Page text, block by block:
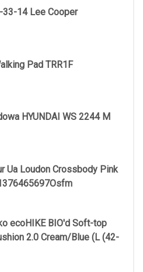
33-14 Lee Cooper
Pad TRR1F
HYUNDAI WS 2244 M
Ua Loudon Crossbody Pink
ecoHIKE BIO'd Soft-top
2.0 Cream/Blue (L (42-